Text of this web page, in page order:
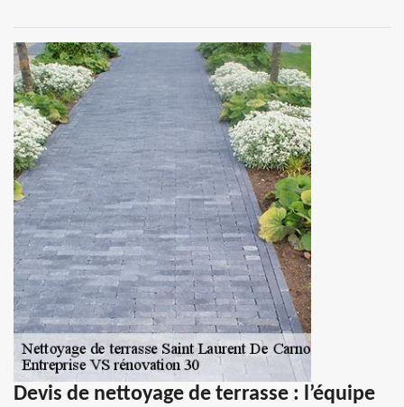
Devis de nettoyage de terrasse : l’équipe